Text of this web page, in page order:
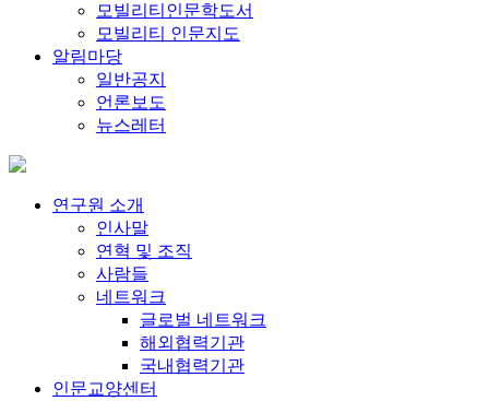
모빌리티인문학도서
모빌리티 인문지도
알림마당
일반공지
언론보도
뉴스레터
연구원 소개
인사말
연혁 및 조직
사람들
네트워크
글로벌 네트워크
해외협력기관
국내협력기관
인문교양센터